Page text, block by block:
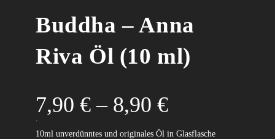
Buddha – Anna
Riva Öl (10 ml)
7,90 € – 8,90 €
10ml unverdünntes und originales Öl in Glasflasche